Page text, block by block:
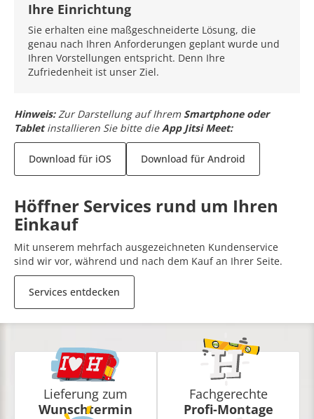
Ihre Einrichtung
Sie erhalten eine maßgeschneiderte Lösung, die
genau nach Ihren Anforderungen geplant wurde und
Ihren Vorstellungen entspricht. Denn Ihre
Zufriedenheit ist unser Ziel.
Hinweis: Zur Darstellung auf Ihrem Smartphone oder
Tabletinstallieren Sie bitte dieApp Jitsi Meet:
Download für iOS Download für Android
Höffner Services rund um Ihren
Einkauf
Mit unserem mehrfach ausgezeichneten Kundenservice
sind wir vor, während und nach dem Kauf an Ihrer Seite.
Services entdecken
Lieferung zum
Wunschtermin
Fachgerechte
Profi-Montage